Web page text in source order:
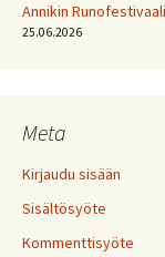
Annikin
25.06.2026
Meta
Kirjaudu sisään
Sisältösyöte
Kommenttisyöte